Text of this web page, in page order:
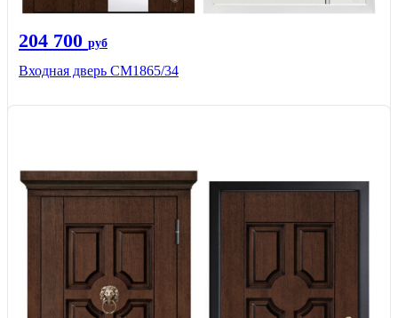
204 700 руб
Входная дверь СМ1865/34